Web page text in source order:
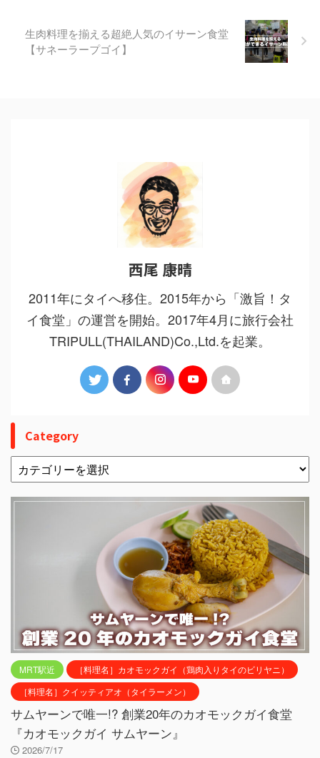
生肉料理を揃える超絶人気のイサーン食堂
【サネーラープゴイ】
西尾 康晴
2011年にタイへ移住。2015年から「激旨！タ
イ食堂」の運営を開始。2017年4月に旅行会社
TRIPULL(THAILAND)Co.,Ltd.を起業。
Category
MRT駅近
［料理名］カオモックガイ（鶏肉入りタイのビリヤニ）
［料理名］クイッティアオ（タイラーメン）
サムヤーンで唯一!? 創業20年のカオモックガイ食堂
『カオモックガイ サムヤーン』
2026/7/17